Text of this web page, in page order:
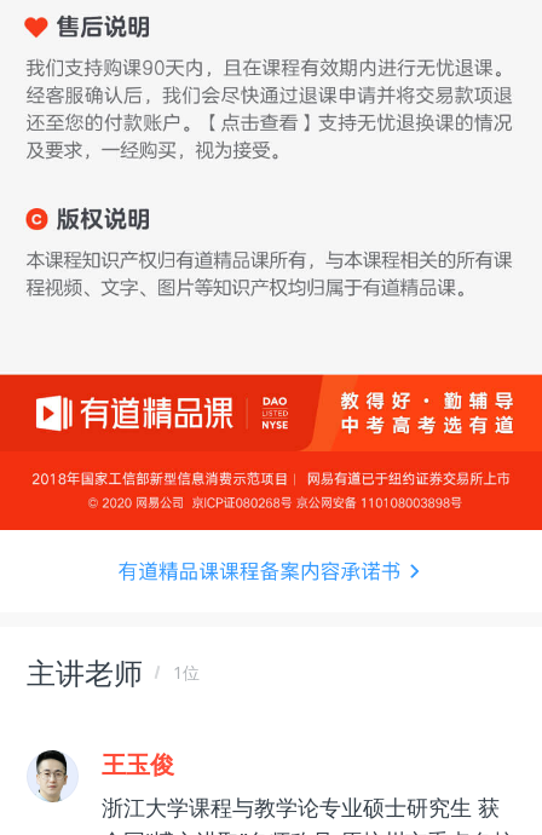
主讲老师 1位
王玉俊
浙江大学课程与教学论专业硕士研究生 获